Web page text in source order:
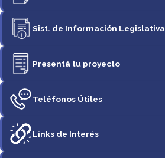
Sist. de Información Legislativa
Presentá tu proyecto
Teléfonos Útiles
Links de Interés